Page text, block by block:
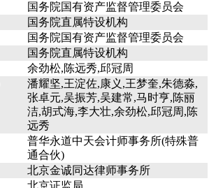
国务院国有资产监督管理委员会
国务院直属特设机构
国务院国有资产监督管理委员会
国务院直属特设机构
余劲松,陈远秀,邱冠周
潘耀坚,王淀佐,康义,王梦奎,朱德淼,
张卓元,吴振芳,吴建常,马时亨,陈丽
洁,胡式海,李大壮,余劲松,邱冠周,陈
远秀
普华永道中天会计师事务所(特殊普
通合伙)
北京金诚同达律师事务所
北京证监局